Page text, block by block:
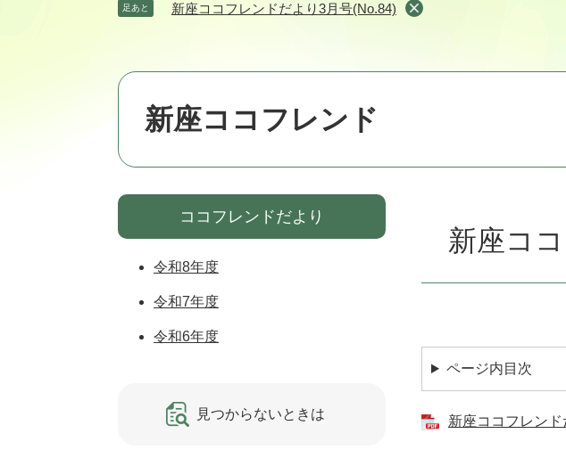
足あと 新座ココフレンドだより3月号(No.84)
新座ココフレンド
新座コ
ページ内目次
新座ココフレン
ココフレンドだより
令和8年度
令和7年度
令和6年度
見つからないときは